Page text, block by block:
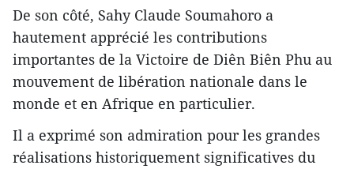
De son côté, Sahy Claude Soumahoro a
hautement apprécié les contributions
importantes de la Victoire de Diên Biên Phu au
mouvement de libération nationale dans le
monde et en Afrique en particulier.
Il a exprimé son admiration pour les grandes
réalisations historiquement significatives du